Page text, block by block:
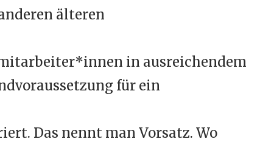
älteren
in ausreichendem
für ein
Das nennt man Vorsatz. Wo